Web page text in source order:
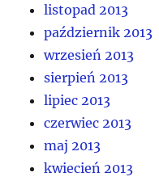
listopad 2013
październik 2013
wrzesień 2013
sierpień 2013
lipiec 2013
czerwiec 2013
maj 2013
kwiecień 2013